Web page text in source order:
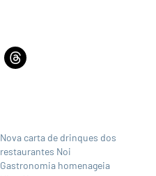
Nova carta de drinques dos
restaurantes Noi
Gastronomia homenageia